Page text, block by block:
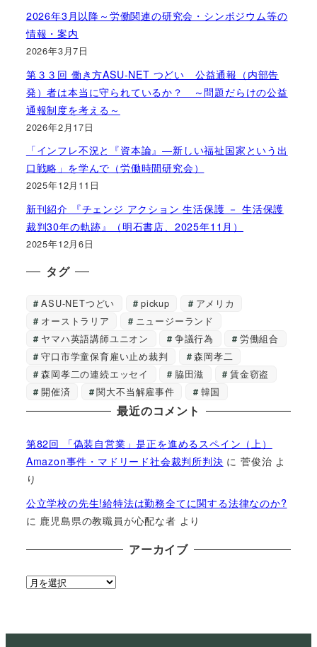
2026年3月以降～労働関連の研究会・シンポジウム等の
情報・案内
2026年3月7日
第３３回 働き方ASU-NET つどい 公益通報（内部告
発）者は本当に守られているか？ ～問題だらけの公益
通報制度を考える～
2026年2月17日
「インフレ不況と『資本論』―新しい福祉国家という出
口戦略」を学んで（労働時間研究会）
2025年12月11日
新刊紹介 『チェンジ アクション 生活保護 － 生活保護
裁判30年の軌跡』（明石書店、2025年11月）
2025年12月6日
タグ
ASU-NETつどい pickup
アメリカ
オーストラリア
ニュージーランド
ヤマハ英語講師ユニオン
争議行為
労働組合
守口市学童保育雇い止め裁判
森岡孝二
森岡孝二の連続エッセイ
脇田滋
賃金窃盗
開催済
関大不当解雇事件 韓国
最近のコメント
第82回 「偽装自営業」是正を進めるスペイン（上）
Amazon事件・マドリード社会裁判所判決 に菅俊治 よ
り
公立学校の先生!給特法は勤務全てに関する法律なのか?
に 鹿児島県の教職員が心配な者 より
アーカイブ
ア
イ